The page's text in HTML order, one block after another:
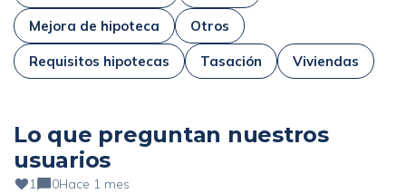
Mejora de hipoteca Otros
Requisitos hipotecas Tasación Viviendas
Lo que preguntan nuestros
usuarios
1 0Hace 1 mes